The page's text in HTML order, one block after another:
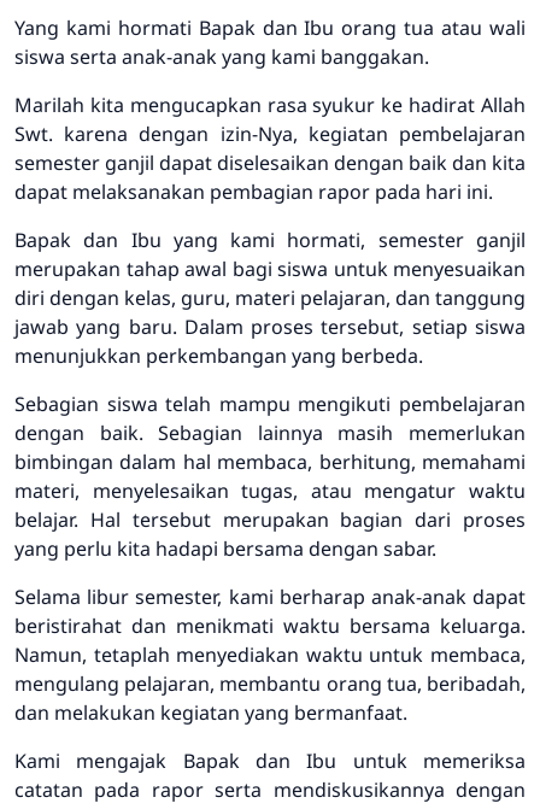
Yang kami hormati Bapak dan Ibu orang tua atau wali
siswa serta anak-anak yang kami banggakan.
Marilah kita mengucapkan rasa syukur ke hadirat Allah
Swt. karena dengan izin-Nya, kegiatan pembelajaran
semester ganjil dapat diselesaikan dengan baik dan kita
dapat melaksanakan pembagian rapor pada hari ini.
Bapak dan Ibu yang kami hormati, semester ganjil
merupakan tahap awal bagi siswa untuk menyesuaikan
diri dengan kelas, guru, materi pelajaran, dan tanggung
jawab yang baru. Dalam proses tersebut, setiap siswa
menunjukkan perkembangan yang berbeda.
Sebagian siswa telah mampu mengikuti pembelajaran
dengan baik. Sebagian lainnya masih memerlukan
bimbingan dalam hal membaca, berhitung, memahami
materi, menyelesaikan tugas, atau mengatur waktu
belajar. Hal tersebut merupakan bagian dari proses
yang perlu kita hadapi bersama dengan sabar.
Selama libur semester, kami berharap anak-anak dapat
beristirahat dan menikmati waktu bersama keluarga.
Namun, tetaplah menyediakan waktu untuk membaca,
mengulang pelajaran, membantu orang tua, beribadah,
dan melakukan kegiatan yang bermanfaat.
Kami mengajak Bapak dan Ibu untuk memeriksa
catatan pada rapor serta mendiskusikannya dengan